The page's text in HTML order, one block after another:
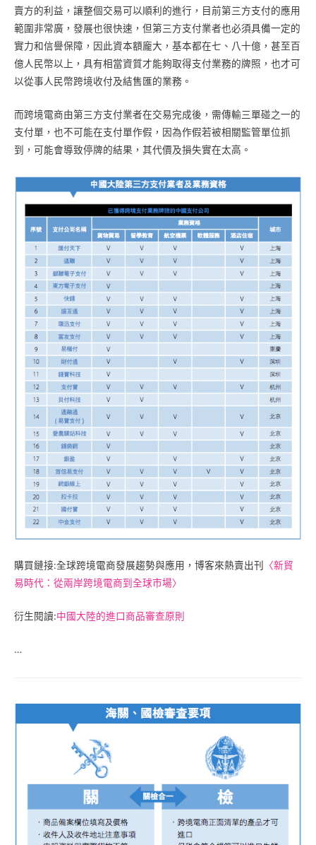
賣方的利益，讓整個交易可以順利的進行，目前第三方支付的應用
範圍非常廣，發展也很快速，但第三方支付業者也必須具備一定的
實力和信譽保障，因此資本額龐大，基本都在七、八十億，甚至百
億人民幣以上，具有相當資質才能夠取得支付業務的牌照，也才可
以從事人民幣跨境收付及結售匯的業務。
而跨境電商由第三方支付業者在交易完成後，需傳輸三單碰之一的
支付單，也不可能在支付單作假，因為作假若被相關監管單位抓
到，可能會導致停牌的結果，其代價及損失實在太高。
購買鏈接:全球跨境電商發展趨勢與應用，博客來熱賣出刊
〈新貿
易時代：從兩岸跨境電商到全球市場〉
衍生閱讀:中國大陸的進口商品審查原則
…